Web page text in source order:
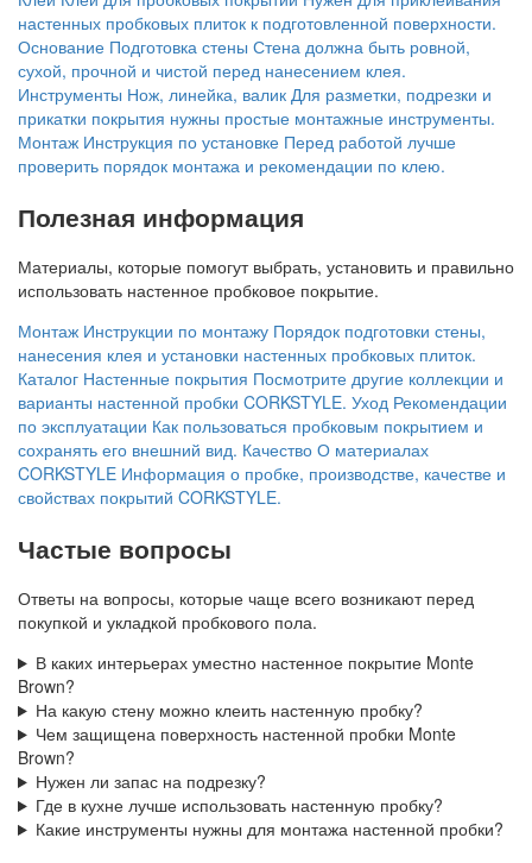
настенных пробковых плиток к подготовленной поверхности.
Основание Подготовка стены Стена должна быть ровной,
сухой, прочной и чистой перед нанесением клея.
Инструменты Нож, линейка, валик Для разметки, подрезки и
прикатки покрытия нужны простые монтажные инструменты.
Монтаж Инструкция по установке Перед работой лучше
проверить порядок монтажа и рекомендации по клею.
Полезная информация
Материалы, которые помогут выбрать, установить и правильно
использовать настенное пробковое покрытие.
Монтаж Инструкции по монтажу Порядок подготовки стены,
нанесения клея и установки настенных пробковых плиток.
Каталог Настенные покрытия Посмотрите другие коллекции и
варианты настенной пробки CORKSTYLE. Уход Рекомендации
по эксплуатации Как пользоваться пробковым покрытием и
сохранять его внешний вид. Качество О материалах
CORKSTYLE Информация о пробке, производстве, качестве и
свойствах покрытий CORKSTYLE.
Частые вопросы
Ответы на вопросы, которые чаще всего возникают перед
покупкой и укладкой пробкового пола.
В каких интерьерах уместно настенное покрытие Monte
Brown?
На какую стену можно клеить настенную пробку?
Чем защищена поверхность настенной пробки Monte
Brown?
Нужен ли запас на подрезку?
Где в кухне лучше использовать настенную пробку?
Какие инструменты нужны для монтажа настенной пробки?